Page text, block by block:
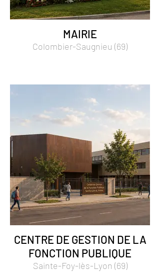
MAIRIE
Colombier-Saugnieu (69)
CENTRE DE GESTION DE LA
FONCTION PUBLIQUE
Sainte-Foy-lès-Lyon (69)